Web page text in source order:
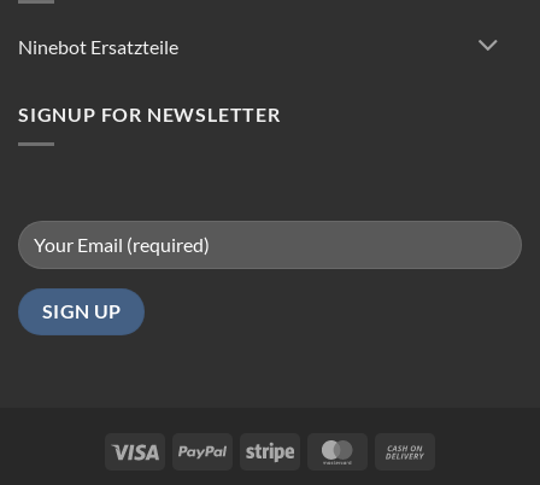
Ninebot Ersatzteile
SIGNUP FOR NEWSLETTER
Visa PayPal Stripe MasterCard